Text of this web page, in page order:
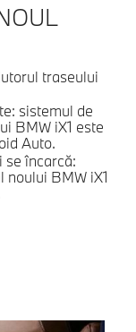
traseului
sistemul de
BMW iX1 este
Auto.
se încarcă:
BMW iX1